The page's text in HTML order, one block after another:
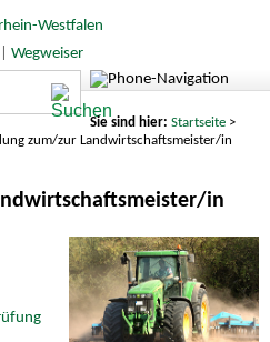
Wegweiser
Sie sind hier: Startseite>
zum/zur Landwirtschaftsmeister/in
in